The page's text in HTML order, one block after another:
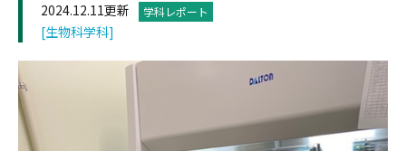
2024.12.11更新 学科レポート
[生物科学科]